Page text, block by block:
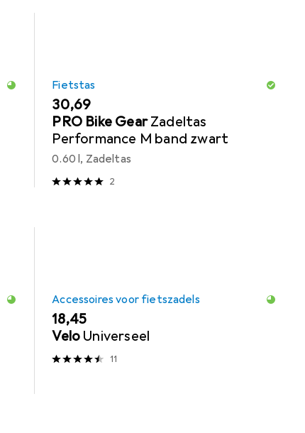
Fietstas
EUR
30,69
PRO Bike Gear Zadeltas
Performance M band zwart
0.60 l, Zadeltas
2
Accessoires voor fietszadels
EUR
18,45
Velo Universeel
11